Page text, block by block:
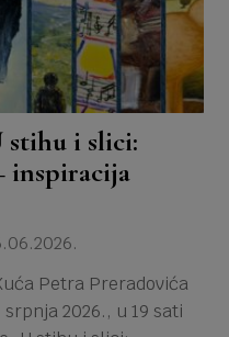
stihu i slici:
inspiracija
Petra Preradovića
2026., u 19 sati